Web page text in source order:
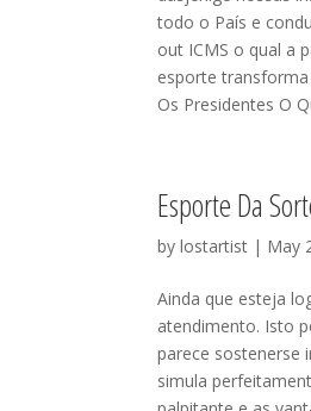
todo o País e
out ICMS o qual a
esporte
Os Presidentes O
Esporte Da
by lostartist | May
Ainda que esteja
atendimento. Isto
parece sostenerse
simula